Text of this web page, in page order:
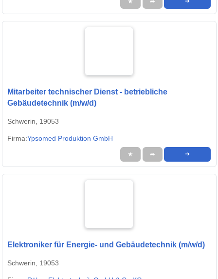
Mitarbeiter technischer Dienst - betriebliche
Gebäudetechnik (m/w/d)
Schwerin, 19053
Firma:Ypsomed Produktion GmbH
★ ➦ ➜
Elektroniker für Energie- und Gebäudetechnik (m/w/d)
Schwerin, 19053